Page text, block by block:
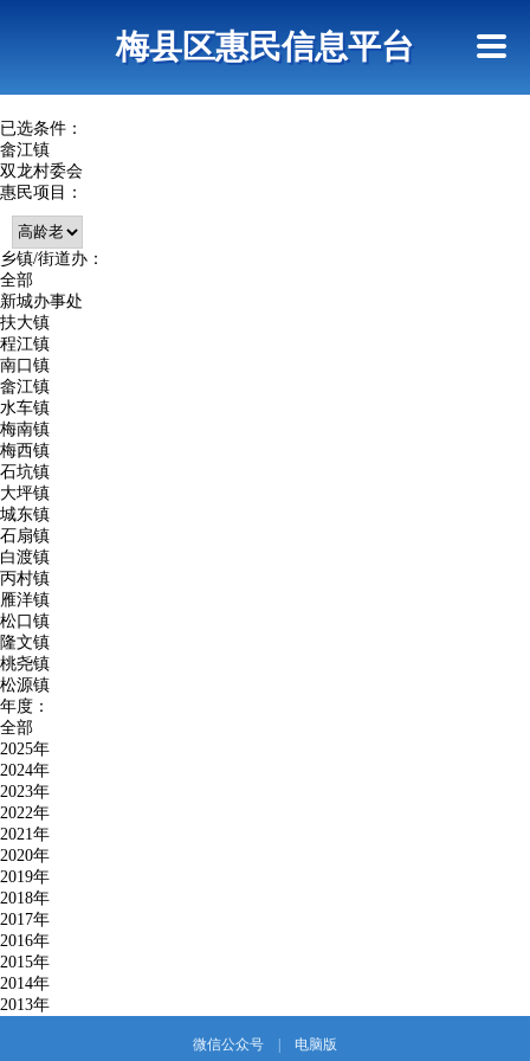
查询指引梅县区惠民信息平台
已选条件：
畲江镇
双龙村委会
惠民项目：
乡镇/街道办：
全部
新城办事处
扶大镇
程江镇
南口镇
畲江镇
水车镇
梅南镇
梅西镇
石坑镇
大坪镇
城东镇
石扇镇
白渡镇
丙村镇
雁洋镇
松口镇
隆文镇
桃尧镇
松源镇
年度：
全部
2025年
2024年
2023年
2022年
2021年
2020年
2019年
2018年
2017年
2016年
2015年
2014年
2013年
微信公众号 电脑版